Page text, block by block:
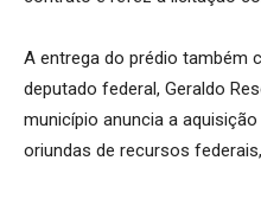
A entrega do prédio também
deputado federal, Geraldo
município anuncia a
oriundas de recursos